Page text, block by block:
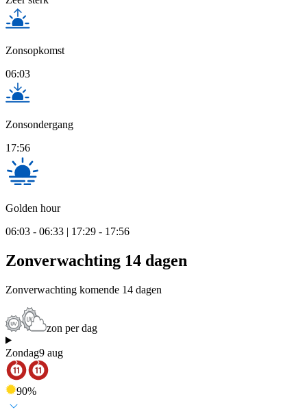
Zonsopkomst
06:03
Zonsondergang
17:56
Golden hour
06:03 - 06:33 | 17:29 - 17:56
Zonverwachting 14 dagen
Zonverwachting komende 14 dagen
zon per dag
Zondag9 aug
90%